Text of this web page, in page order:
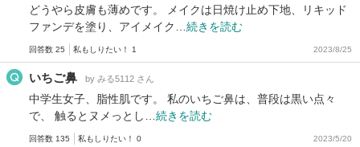
どうやら皮膚も薄めです。 メイクは日焼け止め下地、リキッド
ファンデを塗り、アイメイク… 続きを読む
回答数 25 私もしりたい！ 1 2023/8/25
いちご鼻 by みる5112 さん
中学生女子、脂性肌です。 私のいちご鼻は、普段は黒い点々
で、 触るとヌメっとし… 続きを読む
回答数 135 私もしりたい！ 0 2023/5/20